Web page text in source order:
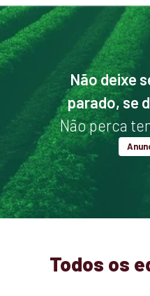
Não deixe
parado, se
Não perca
Todos os